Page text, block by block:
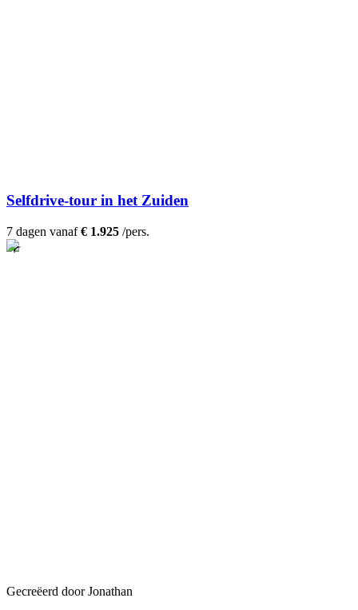
Selfdrive-tour in het Zuiden
7 dagen vanaf€ 1.925 /pers.
Gecreëerd door Jonathan